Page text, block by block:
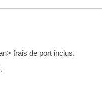
frais de port inclus.